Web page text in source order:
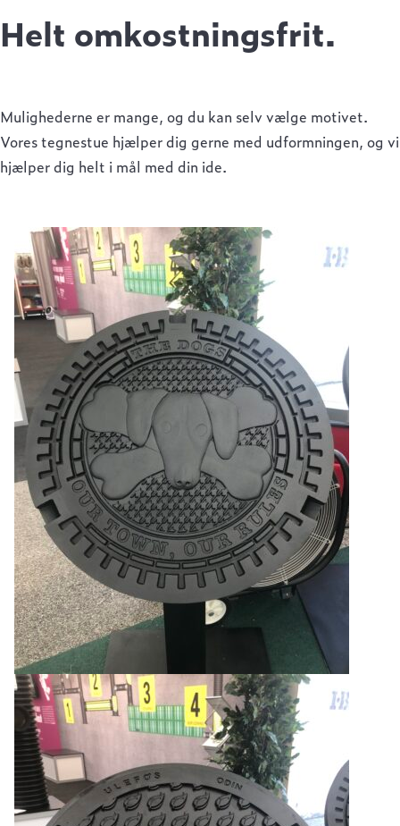
Helt omkostningsfrit.
Mulighederne er mange, og du kan selv vælge motivet.
Vores tegnestue hjælper dig gerne med udformningen, og vi
hjælper dig helt i mål med din ide.